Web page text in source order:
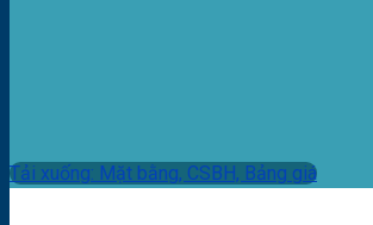
Tải xuống: Mặt bằng, CSBH, Bảng giá